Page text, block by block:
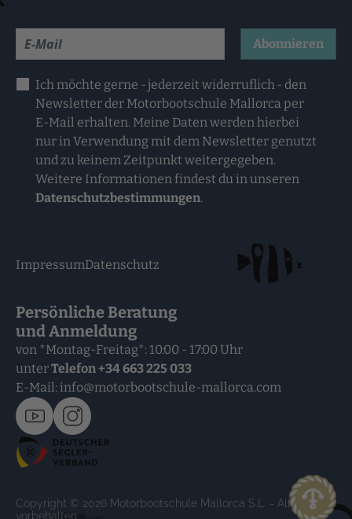
Persönliche Beratung
und Anmeldung
von *Montag-Freitag*: 10:00 - 17:00 Uhr
unterTelefon+34 663 225 033
E-Mail:info@motorbootschule-mallorca.com
Copyright © 2026 Motorbootschule Mallorca S.L. - Alle Rechte
vorbehalten
Abonnieren
Ich möchte gerne - jederzeit widerruflich - den
Newsletter der Motorbootschule Mallorca per
E-Mail erhalten. Meine Daten werden hierbei
nur in Verwendung mit dem Newsletter genutzt
und zu keinem Zeitpunkt weitergegeben.
Weitere Informationen findest du in unseren
Datenschutzbestimmungen.
ImpressumDatenschutz